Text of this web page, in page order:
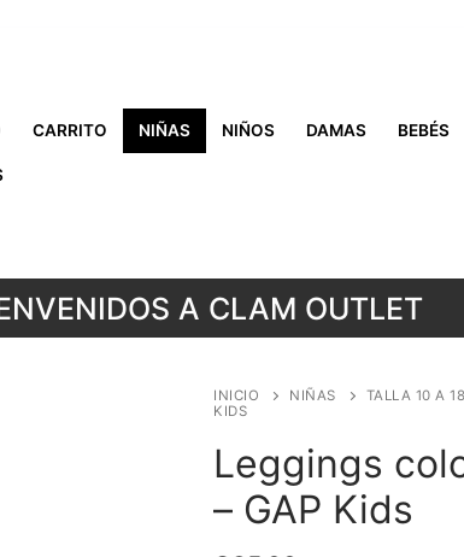
CARRITO NIÑAS NIÑOS DAMAS BEBÉS
A CLAM OUTLET
INICIO NIÑAS TALLA 10 A
KIDS
Leggings
– GAP Kids